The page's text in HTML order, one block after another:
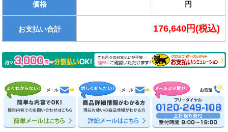
価格
円
お支払い合計 176,640円(税込)